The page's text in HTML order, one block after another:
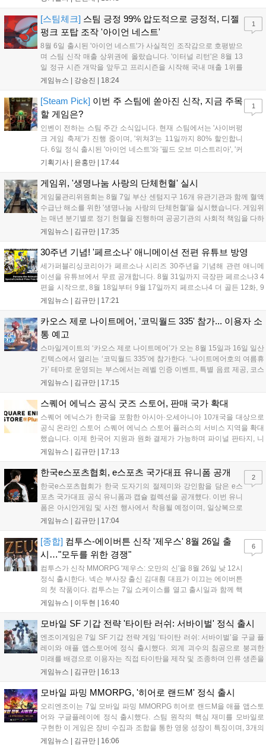
기억을 되찾기라도 한 듯 1,...
[스팀체크] 스팀 긍정 99% 압도적으로 긍정적, 디젤
펑크 포탑 조작 '아이언 네스트'
8월 6일 출시된 '아이언 네스트'가 사실적인 조작감으로 호평받으
며 스팀 신작 매출 상위권에 올랐습니다. '이터널 리턴'은 8월 13
일 정규 시즌 개막을 앞두고 프리시즌을 시작해 국내 매출 1위를
기록했습니다. 25주년을 맞은 '고스트 리콘' 시리즈는 8월 6일 쇼
'마블 투혼: 파이팅 소울즈'와 레트로 수리 시뮬레이션 '리스토
리'도 스팀에 정식 출시되었습니다....
게임뉴스 | 강승진 18:24
1
[Steam Pick] 이번 주 스팀에 쏟아진 신작, 지금 주목
할 게임은?
인벤이 전하는 스팀 주간 소식입니다. 현재 스팀에서는 '사이버펑
크 게임 축제'가 진행 중이며, '위쳐3'는 11일까지 80% 할인합니
다. 6일 정식 출시된 '아이언 네스트'와 '필드 오브 미스트리아', '커
세어 코브'가 호평받고 있습니다. 한편, 7일 출시된 '마블 투혼'은
다. 유비소프트의 '고스트리콘: 와일드랜드'는 7년 만의 대규모 업
데이트 '라스트 라이츠'와 함께 95% 할인 중입니다....
기획기사 | 윤홍만 17:44
1
게임위, '생명나눔 사랑의 단체헌혈' 실시
게임물관리위원회는 8월 7일 부산 센텀지구 16개 유관기관과 함께 혈액
수급난 해소를 위한 '생명나눔 사랑의 단체헌혈'을 실시했습니다. 게임위
는 매년 분기별로 정기 헌혈을 진행하며 공공기관의 사회적 책임을 다하
고 있으며, 이번 행사에는 영화진흥위원회 등 14개 기관 임직원이 동참
따뜻한 실천에 참여한 모든 임직원에게 감사의 뜻을 전하며 헌혈 문화
확산에 앞장섰습니다....
게임뉴스 | 김규만 17:35
30주년 기념! '페르소나' 애니메이션 전편 유튜브 방영
세가퍼블리싱코리아가 페르소나 시리즈 30주년을 기념해 관련 애니메
이션을 유튜브에서 무료 공개합니다. 8월 31일까지 극장판 페르소나3 4
편을 시작으로, 8월 18일부터 9월 17일까지 페르소나4 더 골든 12화, 9
월 15일부터 10월 14일까지 페르소나5 시리즈가 순차 공개됩니다. 또한
영상 및 대형 전광판에 소개될 예정입니다....
게임뉴스 | 김규만 17:21
카오스 제로 나이트메어, '코믹월드 335' 참가... 이용자 소
통 예고
스마일게이트의 ‘카오스 제로 나이트메어’가 오는 8월 15일과 16일 일산
킨텍스에서 열리는 ‘코믹월드 335’에 참가한다. ‘나이트메어호의 여름휴
가’ 테마로 운영되는 부스에서는 레벨 인증 이벤트, 특별 음료 제공, 코스
프레 모델 포토존 등 다채로운 행사가 진행된다. 유명 코스어 7인이 캐릭
세한 정보는 공식 커뮤니티에서 확인 가능하다....
게임뉴스 | 김규만 17:15
스퀘어 에닉스 공식 굿즈 스토어, 판매 국가 확대
스퀘어 에닉스가 한국을 포함한 아시아·오세아니아 10개국을 대상으로
공식 온라인 스토어 스퀘어 에닉스 스토어 플러스의 서비스 지역을 확대
했습니다. 이제 한국어 지원과 원화 결제가 가능하며 파이널 판타지, 니
어 등 주요 게임의 피규어, 굿즈를 구매할 수 있습니다. 신상품이 순차적
용 가능합니다....
게임뉴스 | 김규만 17:13
한국e스포츠협회, e스포츠 국가대표 유니폼 공개
한국e스포츠협회가 한국 도자기의 절제미와 강인함을 담은 e스
포츠 국가대표 공식 유니폼과 캡슐 컬렉션을 공개했다. 이번 유니
폼은 아시안게임 및 사전 행사에서 착용될 예정이며, 일상복으로
구성된 컬렉션은 오는 8월 28일부터 골스튜디오 공식 홈페이지
서는 대회 규정에 따라 별도의 유니폼을 착용할 계획이다....
게임뉴스 | 김규만 17:04
2
[종합] 컴투스-에이버튼 신작 '제우스' 8월 26일 출
시…"모두를 위한 경쟁"
컴투스가 신작 MMORPG '제우스: 오만의 신'을 8월 26일 낮 12시
정식 출시한다. 넥슨 부사장 출신 김대훤 대표가 이끄는 에이버튼
의 첫 작품이다. 컴투스는 7일 쇼케이스를 열고 출시일과 함께 핵
심 콘텐츠, 유료화 정책, 운영 방향을 공개했다. 캐릭터명 선점은
의 오만으로 균열이...
게임뉴스 | 이두현 16:40
6
모바일 SF 기갑 전략 '타이탄 러쉬: 서바이벌' 정식 출시
엔조이게임은 7일 SF 기갑 전략 게임 ‘타이탄 러쉬: 서바이벌’을 구글 플
레이와 애플 앱스토어에 정식 출시했다. 외계 괴수의 침공으로 붕괴한
미래를 배경으로 이용자는 직접 타이탄을 제작 및 조종하며 인류 생존을
위한 전투를 펼친다. 지휘관 모집, 피난처 운영, 연맹 협동 콘텐츠가 특징
지원 보상을 제공한다. 상세 내용은 공식 커뮤니티에서 확인 가능하다....
게임뉴스 | 김규만 16:13
모바일 파밍 MMORPG, '히어로 랜드M' 정식 출시
오리엔조이는 7일 모바일 파밍 MMORPG 히어로 랜드M을 애플 앱스토
어와 구글플레이에 정식 출시했다. 스팀 원작의 핵심 재미를 모바일로
구현한 이 게임은 장비 수집과 조합을 통한 영웅 성장이 특징이며, 3개의
무기 스킬을 활용한 전략적 전투와 길드전 등 다양한 콘텐츠를 제공한
게임뉴스 | 김규만 16:06